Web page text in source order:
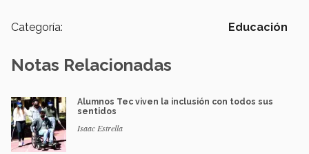
Categoría: Educación
Notas Relacionadas
Alumnos Tec viven la inclusión con todos sus
sentidos
Isaac Estrella